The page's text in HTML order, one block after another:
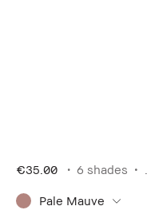
€35.00 6 shades
Pale Mauve